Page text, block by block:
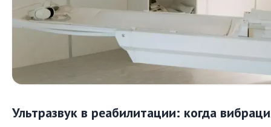
Ультразвук в реабилитации: когда